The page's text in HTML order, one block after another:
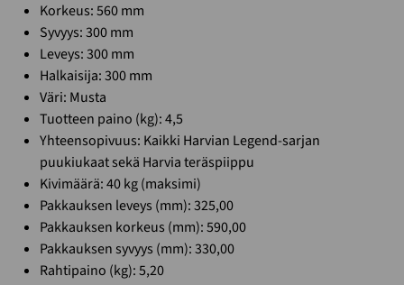
Korkeus: 560 mm
Syvyys: 300 mm
Leveys: 300 mm
Halkaisija: 300 mm
Väri: Musta
Tuotteen paino (kg): 4,5
Yhteensopivuus: Kaikki Harvian Legend-sarjan
puukiukaat sekä Harvia teräspiippu
Kivimäärä: 40 kg (maksimi)
Pakkauksen leveys (mm): 325,00
Pakkauksen korkeus (mm): 590,00
Pakkauksen syvyys (mm): 330,00
Rahtipaino (kg): 5,20